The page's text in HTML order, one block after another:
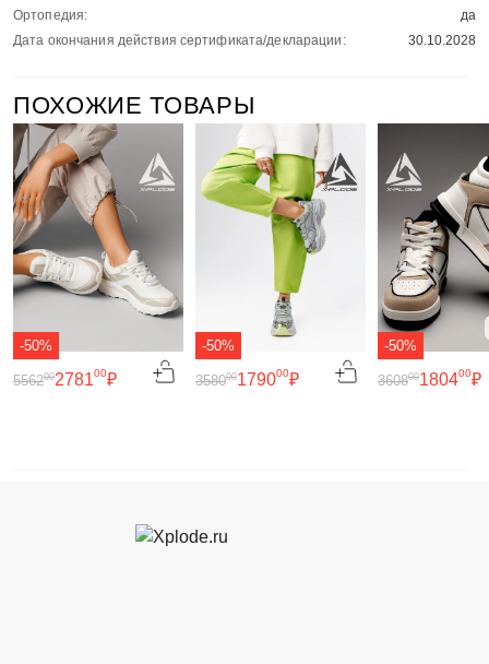
Ортопедия:
да
Дата окончания действия сертификата/декларации:
30.10.2028
ПОХОЖИЕ ТОВАРЫ
-50%
278100₽
556200
-50%
179000₽
358000
-50%
180400₽
360800